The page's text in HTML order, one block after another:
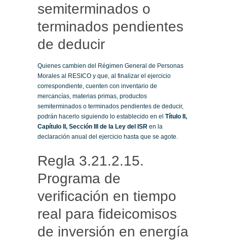
semiterminados o
terminados pendientes
de deducir
Quienes cambien del Régimen General de Personas
Morales al RESICO y que, al finalizar el ejercicio
correspondiente, cuenten con inventario de
mercancías, materias primas, productos
semiterminados o terminados pendientes de deducir,
podrán hacerlo siguiendo lo establecido en el Título II,
Capítulo II, Sección III de la Ley del ISR en la
declaración anual del ejercicio hasta que se agote.
Regla 3.21.2.15.
Programa de
verificación en tiempo
real para fideicomisos
de inversión en energía